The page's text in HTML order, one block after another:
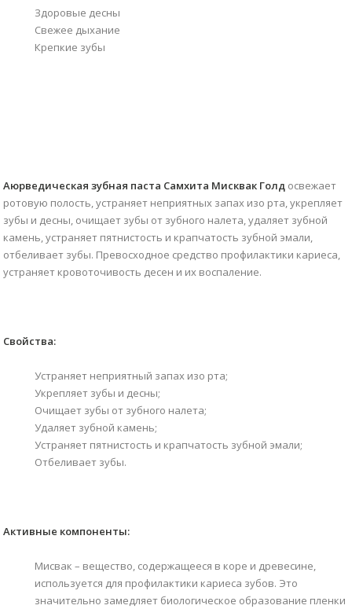
Здоровые десны
Свежее дыхание
Крепкие зубы
Аюрведическая зубная паста Самхита Мисквак Голд освежает
ротовую полость, устраняет неприятных запах изо рта, укрепляет
зубы и десны, очищает зубы от зубного налета, удаляет зубной
камень, устраняет пятнистость и крапчатость зубной эмали,
отбеливает зубы. Превосходное средство профилактики кариеса,
устраняет кровоточивость десен и их воспаление.
Свойства:
Устраняет неприятный запах изо рта;
Укрепляет зубы и десны;
Очищает зубы от зубного налета;
Удаляет зубной камень;
Устраняет пятнистость и крапчатость зубной эмали;
Отбеливает зубы.
Активные компоненты:
Мисвак – вещество, содержащееся в коре и древесине,
используется для профилактики кариеса зубов. Это
значительно замедляет биологическое образование пленки